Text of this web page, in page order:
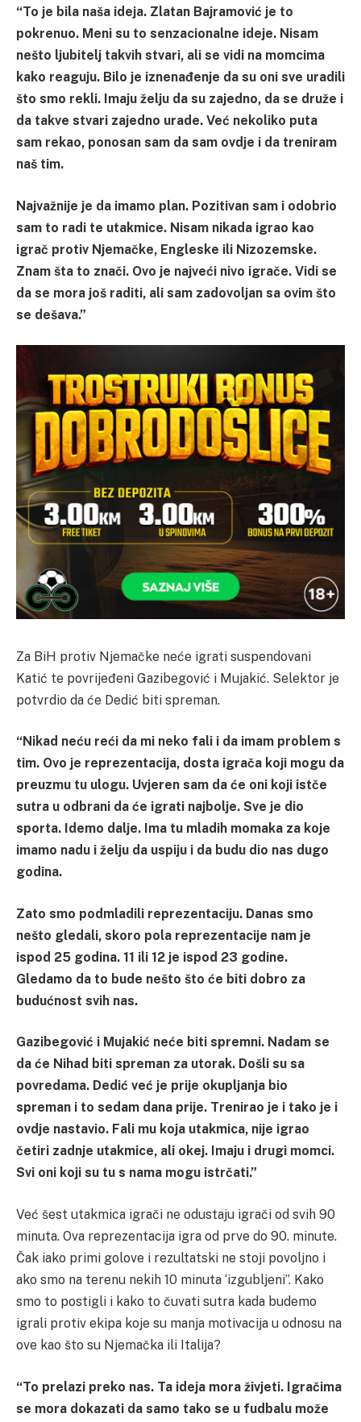
“To je bila naša ideja. Zlatan Bajramović je to
pokrenuo. Meni su to senzacionalne ideje. Nisam
nešto ljubitelj takvih stvari, ali se vidi na momcima
kako reaguju. Bilo je iznenađenje da su oni sve uradili
što smo rekli. Imaju želju da su zajedno, da se druže i
da takve stvari zajedno urade. Već nekoliko puta
sam rekao, ponosan sam da sam ovdje i da treniram
naš tim.
Najvažnije je da imamo plan. Pozitivan sam i odobrio
sam to radi te utakmice. Nisam nikada igrao kao
igrač protiv Njemačke, Engleske ili Nizozemske.
Znam šta to znači. Ovo je najveći nivo igrače. Vidi se
da se mora još raditi, ali sam zadovoljan sa ovim što
se dešava.”
Za BiH protiv Njemačke neće igrati suspendovani
Katić te povrijeđeni Gazibegović i Mujakić. Selektor je
potvrdio da će Dedić biti spreman.
“Nikad neću reći da mi neko fali i da imam problem s
tim. Ovo je reprezentacija, dosta igrača koji mogu da
preuzmu tu ulogu. Uvjeren sam da će oni koji istče
sutra u odbrani da će igrati najbolje. Sve je dio
sporta. Idemo dalje. Ima tu mladih momaka za koje
imamo nadu i želju da uspiju i da budu dio nas dugo
godina.
Zato smo podmladili reprezentaciju. Danas smo
nešto gledali, skoro pola reprezentacije nam je
ispod 25 godina. 11 ili 12 je ispod 23 godine.
Gledamo da to bude nešto što će biti dobro za
budućnost svih nas.
Gazibegović i Mujakić neće biti spremni. Nadam se
da će Nihad biti spreman za utorak. Došli su sa
povredama. Dedić već je prije okupljanja bio
spreman i to sedam dana prije. Trenirao je i tako je i
ovdje nastavio. Fali mu koja utakmica, nije igrao
četiri zadnje utakmice, ali okej. Imaju i drugi momci.
Svi oni koji su tu s nama mogu istrčati.”
Već šest utakmica igrači ne odustaju igrači od svih 90
minuta. Ova reprezentacija igra od prve do 90. minute.
Čak iako primi golove i rezultatski ne stoji povoljno i
ako smo na terenu nekih 10 minuta ‘izgubljeni”. Kako
smo to postigli i kako to čuvati sutra kada budemo
igrali protiv ekipa koje su manja motivacija u odnosu na
ove kao što su Njemačka ili Italija?
“To prelazi preko nas. Ta ideja mora živjeti. Igračima
se mora dokazati da samo tako se u fudbalu može